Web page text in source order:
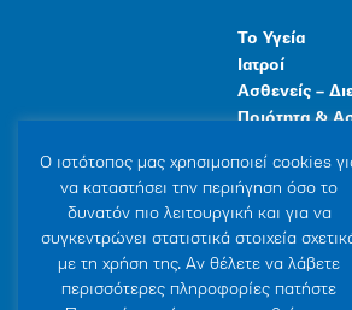
Το Υγεία
Ιατροί
Ασθενείς –
Ποιότητα &
Ανθρώπινο
Προγράμματα
Γενικές
Ο ιστότοπoς μας χρησιμοποιεί cookies
να καταστήσει την περιήγηση όσο το
δυνατόν πιο λειτουργική και για να
συγκεντρώνει στατιστικά στοιχεία
με τη χρήση της. Αν θέλετε να λάβετε
περισσότερες πληροφορίες πατήστε